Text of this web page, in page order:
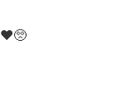
❤️🥺